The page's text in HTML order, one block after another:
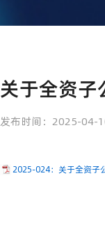
关于全资子
发布时间：2025-04-
2025-024：关于全资子